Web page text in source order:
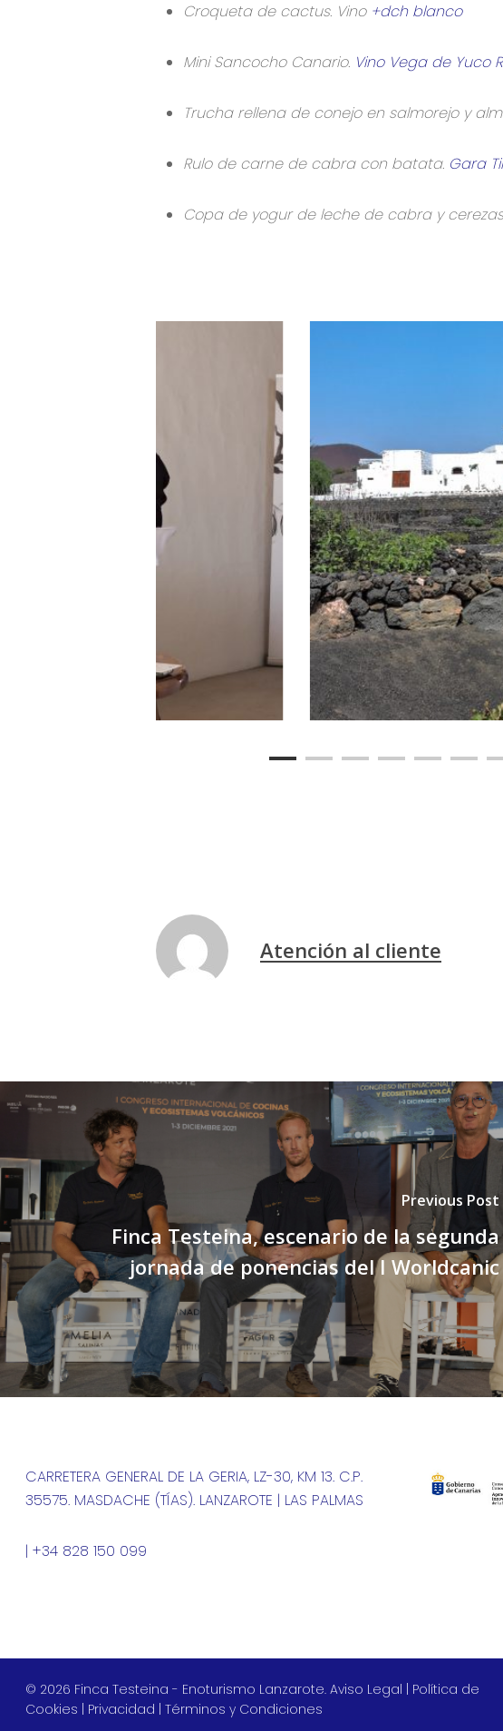
Croqueta de cactus. Vino +dch blanco
Mini Sancocho Canario. Vino Vega de Yuco
Trucha rellena de conejo en salmorejo y
Rulo de carne de cabra con batata. Gara
Copa de yogur de leche de cabra y
Atención al cliente
Previous Post
Finca Testeina, escenario de la segunda
jornada de ponencias del I Worldcanic
CARRETERA GENERAL DE LA GERIA, LZ-30, KM 13. C.P.
35575. MASDACHE (TÍAS). LANZAROTE | LAS PALMAS
| +34 828 150 099
© 2026 Finca Testeina - Enoturismo Lanzarote. Aviso Legal
Política de
Cookies
Privacidad Términos y Condiciones